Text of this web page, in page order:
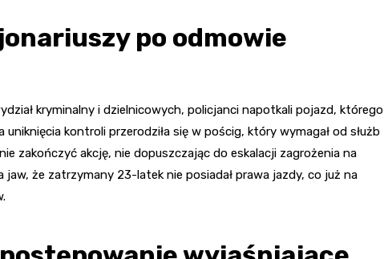
po odmowie
kryminalny i dzielnicowych, policjanci napotkali pojazd, którego
kontroli przerodziła się w pościg, który wymagał od służb
zakończyć akcję, nie dopuszczając do eskalacji zagrożenia na
jaw, że zatrzymany 23-latek nie posiadał prawa jazdy, co już na